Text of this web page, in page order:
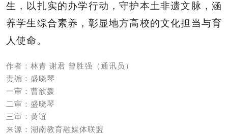
生，以扎实的办学行动，守护本土非遗文脉，涵
养学生综合素养，彰显地方高校的文化担当与育
人使命。
作者：林青 谢君 曾胜强（通讯员）
责编：盛晓琴
一审：曹歆媛
二审：盛晓琴
三审：黄谊
来源：湖南教育融媒体联盟